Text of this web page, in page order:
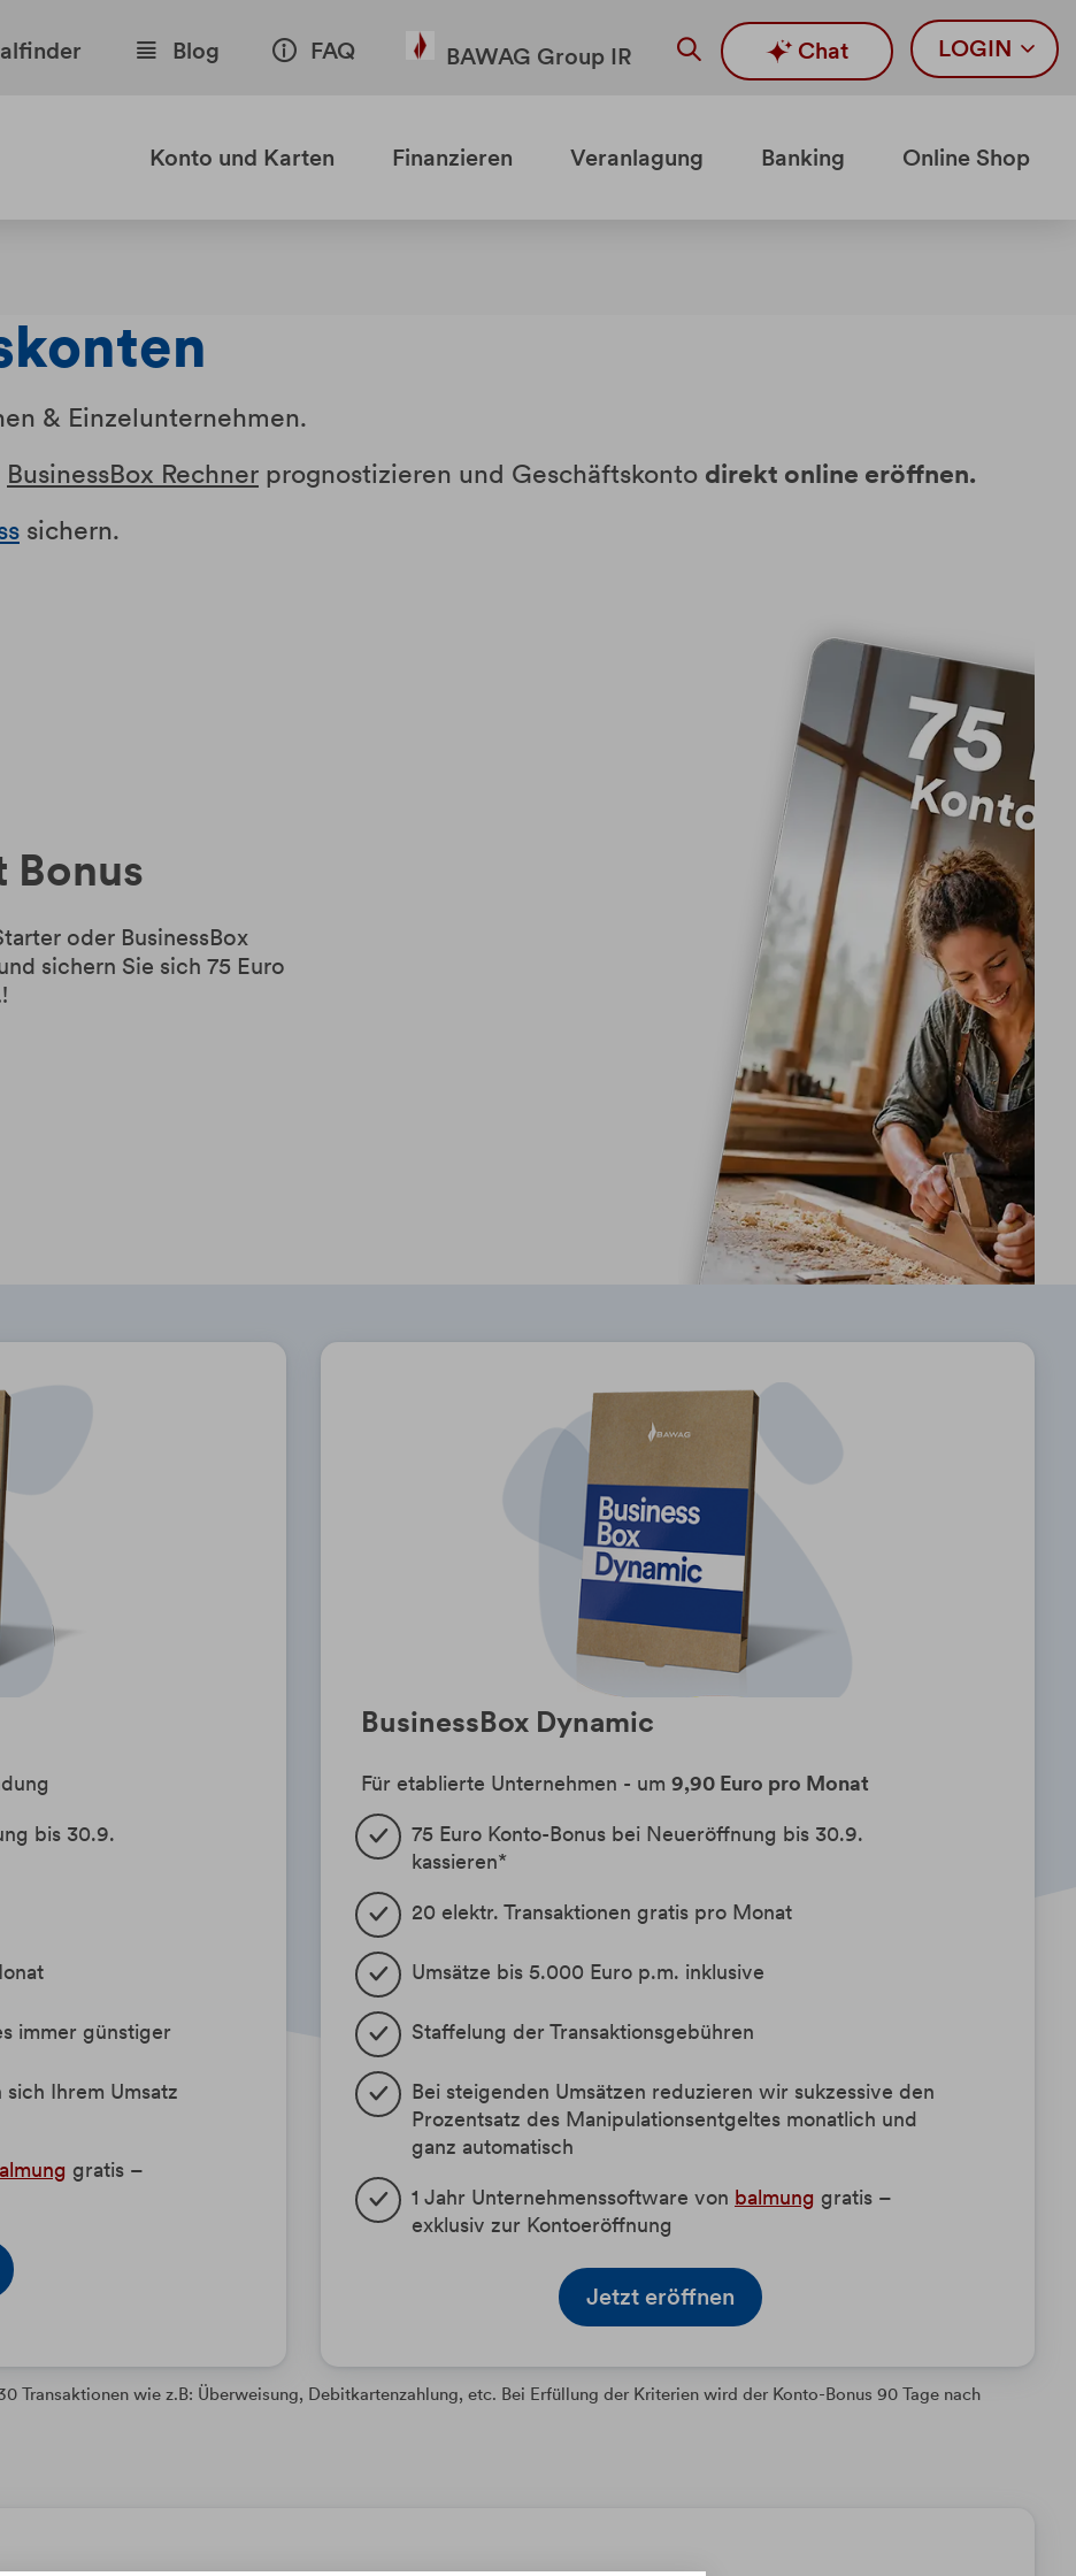
Blog FAQ BAWAG Group IR Chat LOGIN
Konto und Karten Finanzieren Veranlagung Banking Online Shop
& Einzelunternehmen.
BusinessBox Rechner prognostizieren und Geschäftskonto direkt online eröffnen.
sichern.
Bonus
oder BusinessBox
sichern Sie sich 75 Euro
bis 30.9.
immer günstiger
Ihrem Umsatz
gratis –
BusinessBox Dynamic
Für etablierte Unternehmen - um 9,90 Euro pro Monat
75 Euro Konto-Bonus bei Neueröffnung bis 30.9.
kassieren*
20 elektr. Transaktionen gratis pro Monat
Umsätze bis 5.000 Euro p.m. inklusive
Staffelung der Transaktionsgebühren
Bei steigenden Umsätzen reduzieren wir sukzessive den
Prozentsatz des Manipulationsentgeltes monatlich und
ganz automatisch
1 Jahr Unternehmenssoftware von balmung gratis –
exklusiv zur Kontoeröffnung
Jetzt eröffnen
Transaktionen wie z.B: Überweisung, Debitkartenzahlung, etc. Bei Erfüllung der Kriterien wird der Konto-Bonus 90 Tage nach